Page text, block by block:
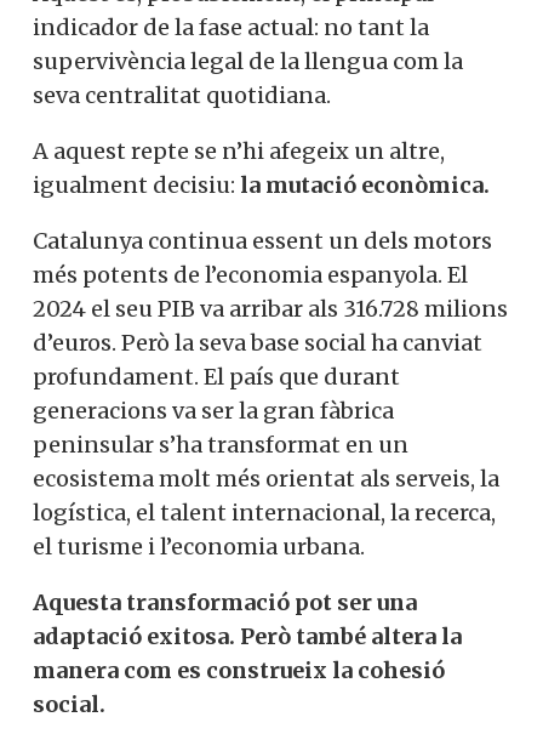
indicador de la fase actual: no tant la
supervivència legal de la llengua com la
seva centralitat quotidiana.
A aquest repte se n’hi afegeix un altre,
igualment decisiu: la mutació econòmica.
Catalunya continua essent un dels motors
més potents de l’economia espanyola. El
2024 el seu PIB va arribar als 316.728 milions
d’euros. Però la seva base social ha canviat
profundament. El país que durant
generacions va ser la gran fàbrica
peninsular s’ha transformat en un
ecosistema molt més orientat als serveis, la
logística, el talent internacional, la recerca,
el turisme i l’economia urbana.
Aquesta transformació pot ser una
adaptació exitosa. Però també altera la
manera com es construeix la cohesió
social.